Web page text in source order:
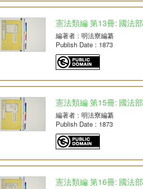
憲法類編 第13冊: 國法
編著者 : 明法寮編纂
Publish Date : 1873
憲法類編 第15冊: 國法
編著者 : 明法寮編纂
Publish Date : 1873
憲法類編 第16冊: 國法